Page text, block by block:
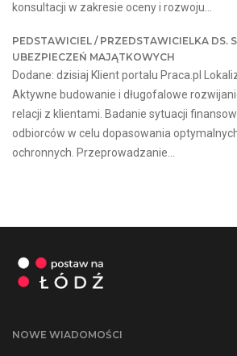
konsultacji w zakresie oceny i rozwoju...
PEDSTAWICIEL / PRZEDSTAWICIELKA DS.
UBEZPIECZEŃ MAJĄTKOWYCH
Dodane: dzisiaj Klient portalu Praca.pl
Aktywne budowanie i długofalowe
relacji z klientami. Badanie sytuacji
odbiorców w celu dopasowania
ochronnych. Przeprowadzanie...
NOWE WIADOMOŚCI